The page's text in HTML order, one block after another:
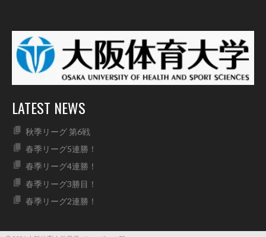
LATEST NEWS
秋季リーグ 第6戦
春季リーグ5連勝！
春季リーグ4連勝！
春季リーグ3勝目！
春季リーグ2連勝！